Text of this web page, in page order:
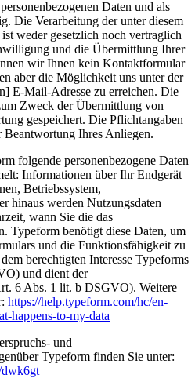
Daten und als
Die Verarbeitung der unter diesem
weder gesetzlich noch vertraglich
und die Übermittlung Ihrer
wir Ihnen kein Kontaktformular
aber die Möglichkeit uns unter der
E-Mail-Adresse zu erreichen. Die
Zweck der Übermittlung von
gespeichert. Die Pflichtangaben
Ihres Anliegen.
folgende personenbezogene Daten
Informationen über Ihr Endgerät
Betriebssystem,
hinaus werden Nutzungsdaten
wann Sie die das
Typeform benötigt diese Daten, um
und die Funktionsfähigkeit zu
berechtigten Interesse Typeforms
und dient der
6 Abs. 1 lit. b DSGVO). Weitere
https://help.typeform.com/hc/en-
happens-to-my-data
und
Typeform finden Sie unter:
dwk6gt